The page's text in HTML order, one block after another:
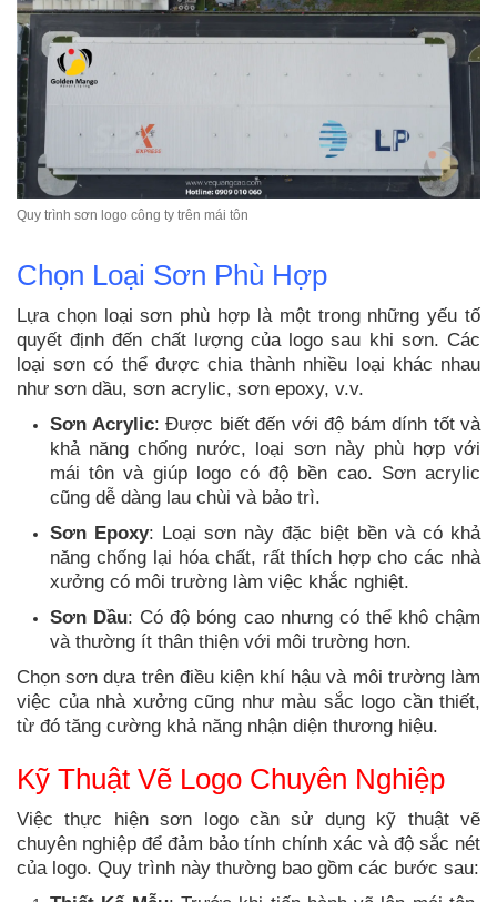
Quy trình sơn logo công ty trên mái tôn
Chọn Loại Sơn Phù Hợp
Lựa chọn loại sơn phù hợp là một trong những yếu tố
quyết định đến chất lượng của logo sau khi sơn. Các
loại sơn có thể được chia thành nhiều loại khác nhau
như sơn dầu, sơn acrylic, sơn epoxy, v.v.
Sơn Acrylic: Được biết đến với độ bám dính tốt và
khả năng chống nước, loại sơn này phù hợp với
mái tôn và giúp logo có độ bền cao. Sơn acrylic
cũng dễ dàng lau chùi và bảo trì.
Sơn Epoxy: Loại sơn này đặc biệt bền và có khả
năng chống lại hóa chất, rất thích hợp cho các nhà
xưởng có môi trường làm việc khắc nghiệt.
Sơn Dầu: Có độ bóng cao nhưng có thể khô chậm
và thường ít thân thiện với môi trường hơn.
Chọn sơn dựa trên điều kiện khí hậu và môi trường làm
việc của nhà xưởng cũng như màu sắc logo cần thiết,
từ đó tăng cường khả năng nhận diện thương hiệu.
Kỹ Thuật Vẽ Logo Chuyên Nghiệp
Việc thực hiện sơn logo cần sử dụng kỹ thuật vẽ
chuyên nghiệp để đảm bảo tính chính xác và độ sắc nét
của logo. Quy trình này thường bao gồm các bước sau: